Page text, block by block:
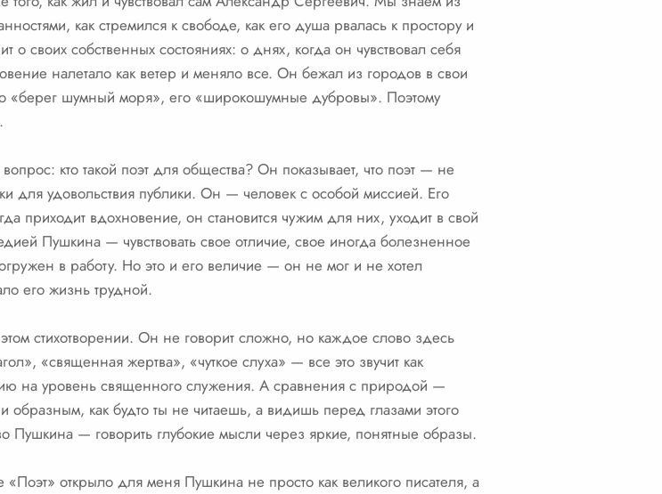
как стремился к свободе, как его душа рвалась к простору и
о своих собственных состояниях: о днях, когда он чувствовал себя
налетало как ветер и меняло все. Он бежал из городов в свои
«берег шумный моря», его «широкошумные дубровы». Поэтому
кто такой поэт для общества? Он показывает, что поэт — не
для удовольствия публики. Он — человек с особой миссией. Его
приходит вдохновение, он становится чужим для них, уходит в свой
Пушкина — чувствовать свое отличие, свое иногда болезненное
в работу. Но это и его величие — он не мог и не хотел
его жизнь трудной.
стихотворении. Он не говорит сложно, но каждое слово здесь
«священная жертва», «чуткое слуха» — все это звучит как
на уровень священного служения. А сравнения с природой —
как будто ты не читаешь, а видишь перед глазами этого
Пушкина — говорить глубокие мысли через яркие, понятные образы.
«Поэт» открыло для меня Пушкина не просто как великого писателя, а